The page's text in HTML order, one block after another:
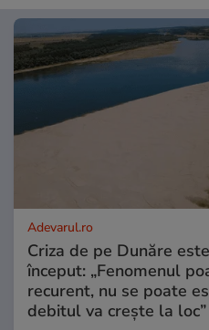
Adevarul.ro
Criza de pe Dunăre
început: „Fenomenul
recurent, nu se poate
debitul va crește la loc”